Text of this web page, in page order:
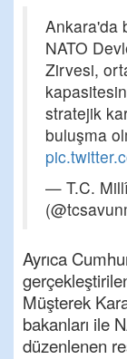
Ankara'da
NATO
Zirvesi,
stratejik
buluşma
— T.C. Millî
Ayrıca
Müşterek
bakanları ile
düzenlenen